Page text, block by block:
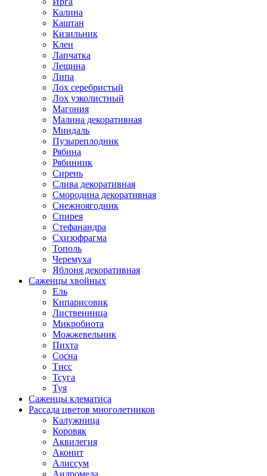
Калина
Каштан
Кизильник
Клен
Лапчатка
Лещина
Липа
Лох серебристый
Лох узколистный
Магония
Малина декоративная
Миндаль
Пузыреплодник
Рябина
Рябинник
Сирень
Слива декоративная
Смородина декоративная
Снежноягодник
Спирея
Стефанандра
Схизофрагма
Тополь
Черемуха
Яблоня декоративная
Саженцы хвойных
Ель
Кипарисовик
Лиственница
Микробиота
Можжевельник
Пихта
Сосна
Тисс
Тсуга
Туя
Саженцы клематиса
Рассада цветов многолетников
Калужница
Коровяк
Аквилегия
Аконит
Алиссум
Андромеда